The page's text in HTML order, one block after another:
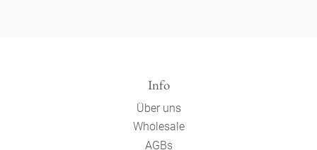
Info
Über uns
Wholesale
AGBs